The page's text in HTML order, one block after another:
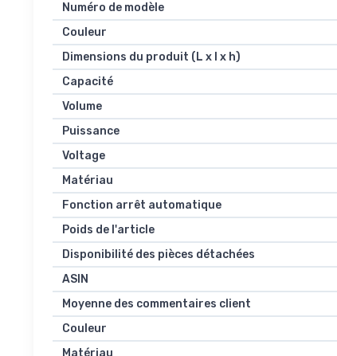
Numéro de modèle
Couleur
Dimensions du produit (L x l x h)
Capacité
Volume
Puissance
Voltage
Matériau
Fonction arrêt automatique
Poids de l'article
Disponibilité des pièces détachées
ASIN
Moyenne des commentaires client
Couleur